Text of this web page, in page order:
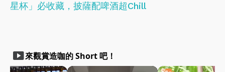
星杯」必收藏，披薩配啤酒超Chill
smart_display來觀賞造咖的 Short 吧！